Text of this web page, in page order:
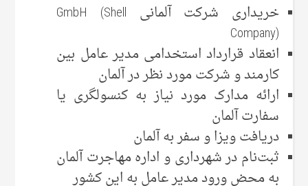
خریداری شرکت آلمانی GmbH (Shell
Company)
انعقاد قرارداد استخدامی مدیر عامل بین
کارمند و شرکت مورد نظر در آلمان
ارائه مدارک مورد نیاز به کنسولگری یا
سفارت آلمان
دریافت ویزا و سفر به آلمان
ثبت‌نام در شهرداری و اداره مهاجرت آلمان
به محض ورود مدیر عامل به این کشور